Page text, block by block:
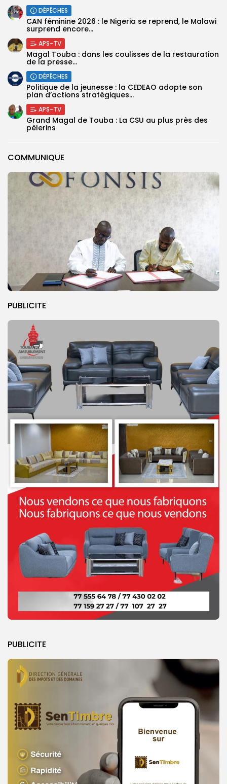
COMMUNIQUE
PUBLICITE
PUBLICITE
DÉPÊCHES
‎CAN féminine 2026 : le Nigeria se reprend, le Malawi
surprend encore...
APS-TV
Magal Touba : dans les coulisses de la restauration
de la presse...
DÉPÊCHES
Politique de la jeunesse : la CEDEAO adopte son
plan d’actions stratégiques...
APS-TV
Grand Magal de Touba : La CSU au plus près des
pèlerins